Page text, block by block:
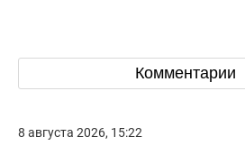
Комментарии
8 августа 2026, 15:22